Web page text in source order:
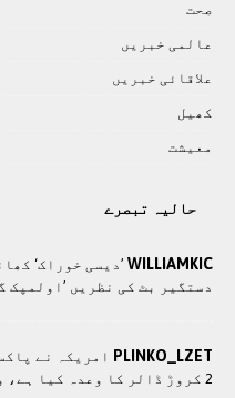
صحت
عالمی خبريں
علاقائی خبريں
کھيل
معيشت
حالیہ تبصرے
WILLIAMKIC ’دیسی خوراک‘
دستگیر بٹ کی نظریں ’اولمپک
PLINKO_LZET امريکہ نے
2 کروڑ ڈالر کا وعدہ کیا ہے، وفاقی وزیر صحت